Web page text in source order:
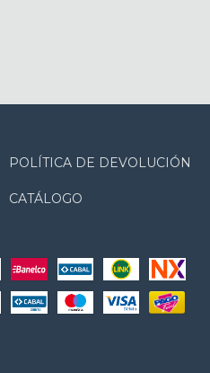
POLÍTICA DE DEVOLUCIÓN
CATÁLOGO